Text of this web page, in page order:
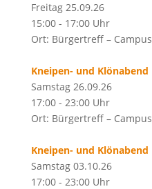
Freitag 25.09.26
15:00 - 17:00 Uhr
Ort: Bürgertreff – Campus
Kneipen- und Klönabend
Samstag 26.09.26
17:00 - 23:00 Uhr
Ort: Bürgertreff – Campus
Kneipen- und Klönabend
Samstag 03.10.26
17:00 - 23:00 Uhr